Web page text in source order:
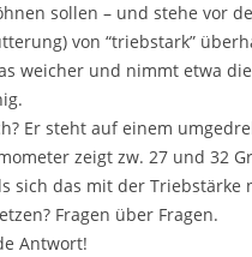
sollen – und stehe vor
von “triebstark”
weicher und nimmt etwa
Er steht auf einem
zeigt zw. 27 und 32
sich das mit der
Fragen über Fragen.
Antwort!